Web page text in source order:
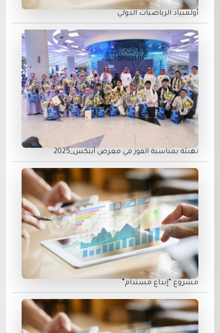
أولمبياد الرياضيات الدولي
تهنئة بمناسبة الفوز في معرض ⁧آيتكس_2025‬⁩
مشروع “إبداع مستدام”